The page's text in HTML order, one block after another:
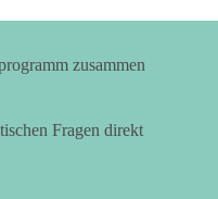
zusammen
Fragen direkt